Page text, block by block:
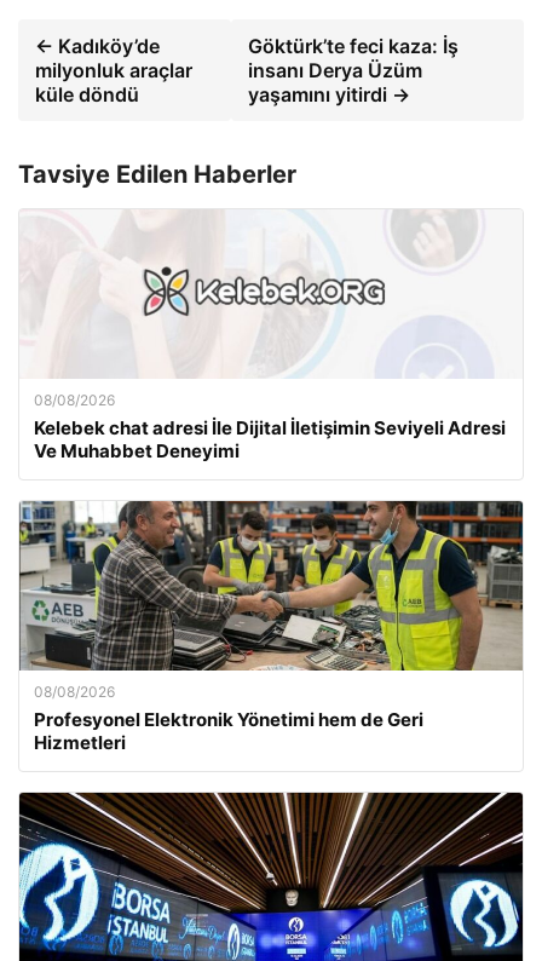
← Kadıköy’de
milyonluk araçlar
küle döndü
Göktürk’te feci kaza: İş
insanı Derya Üzüm
yaşamını yitirdi →
Tavsiye Edilen Haberler
08/08/2026
Kelebek chat adresi İle Dijital İletişimin Seviyeli Adresi
Ve Muhabbet Deneyimi
08/08/2026
Profesyonel Elektronik Yönetimi hem de Geri
Hizmetleri